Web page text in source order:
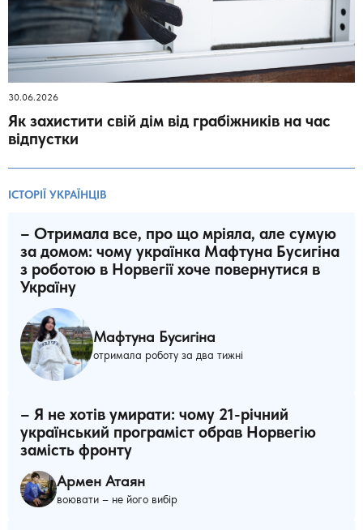
30.06.2026
Як захистити свій дім від грабіжників на час
відпустки
ІСТОРІЇ УКРАЇНЦІВ
– Отримала все, про що мріяла, але сумую
за домом: чому українка Мафтуна Бусигіна
з роботою в Норвегії хоче повернутися в
Україну
Мафтуна Бусигіна
отримала роботу за два тижні
– Я не хотів умирати: чому 21-річний
український програміст обрав Норвегію
замість фронту
Армен Атаян
воювати – не його вибір